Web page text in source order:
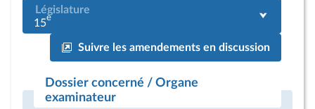
Législature
15e
Suivre les amendements en discussion
Dossier concerné / Organe
examinateur